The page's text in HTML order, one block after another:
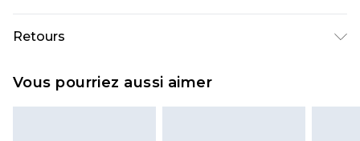
Livraison standard France
€2.99
Livraison express France
Retours
à compter de la réception pour nous retourner
Vous pourriez aussi aimer